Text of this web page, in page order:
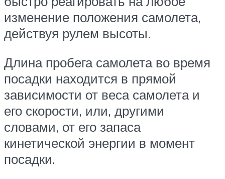
изменение положения самолета,
действуя рулем высоты.
Длина пробега самолета во время
посадки находится в прямой
зависимости от веса самолета и
его скорости, или, другими
словами, от его запаса
кинетической энергии в момент
посадки.